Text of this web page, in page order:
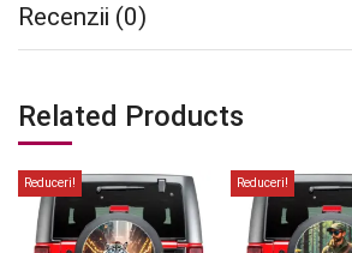
Recenzii (0)
Related Products
Reduceri! Reduceri!